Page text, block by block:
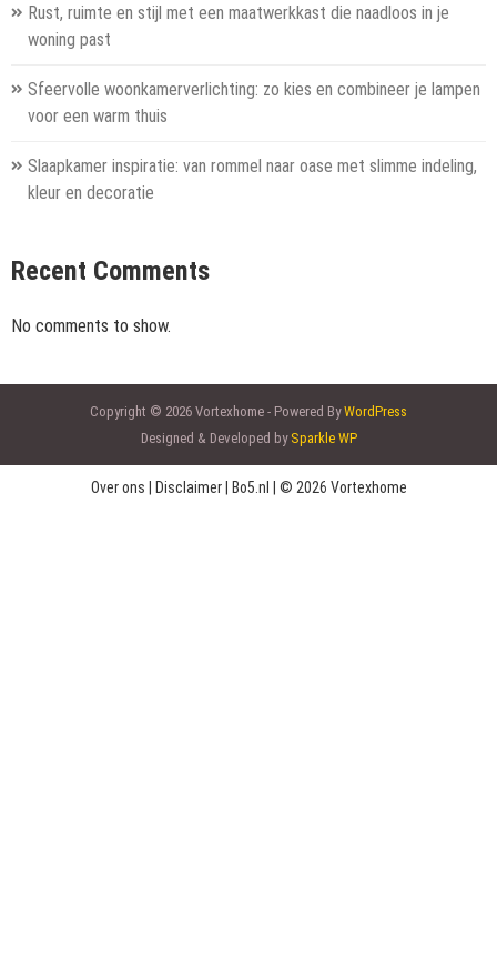
Rust, ruimte en stijl met een maatwerkkast die naadloos in je
woning past
Sfeervolle woonkamerverlichting: zo kies en combineer je lampen
voor een warm thuis
Slaapkamer inspiratie: van rommel naar oase met slimme indeling,
kleur en decoratie
Recent Comments
No comments to show.
Copyright © 2026 Vortexhome - Powered ByWordPress
Designed & Developed by Sparkle WP
Over ons Disclaimer| Bo5.nl © 2026 Vortexhome